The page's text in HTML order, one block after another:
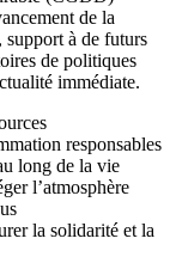
de la
à de futurs
de politiques
immédiate.
responsables
long de la vie
l’atmosphère
la solidarité et la